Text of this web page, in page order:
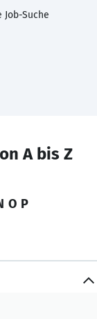
Suche
A bis Z
O P